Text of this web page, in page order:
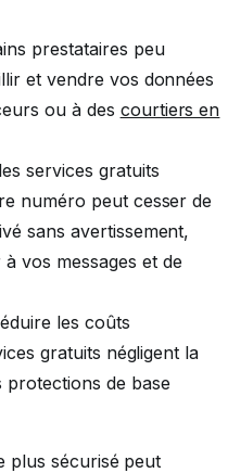
prestataires peu
et vendre vos données
ou à des courtiers en
les services gratuits
numéro peut cesser de
sans avertissement,
vos messages et de
les coûts
gratuits négligent la
de base
plus sécurisé peut